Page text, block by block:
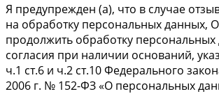
Я предупрежден (а), что в случае
на обработку персональных данных,
продолжить обработку персональных
согласия при наличии оснований,
ч.1 ст.6 и ч.2 ст.10 Федерального
2006 г. № 152-ФЗ «О персональных